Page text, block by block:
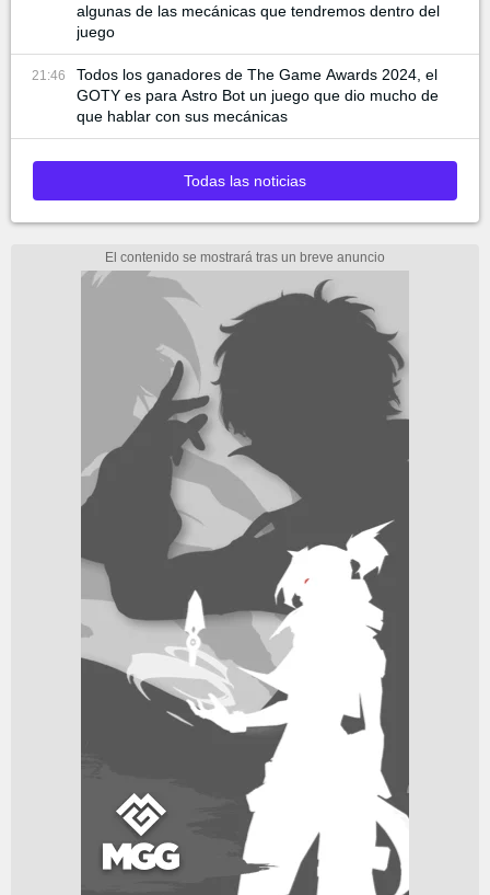
algunas de las mecánicas que tendremos dentro del
juego
21:46
Todos los ganadores de The Game Awards 2024, el
GOTY es para Astro Bot un juego que dio mucho de
que hablar con sus mecánicas
Todas las noticias